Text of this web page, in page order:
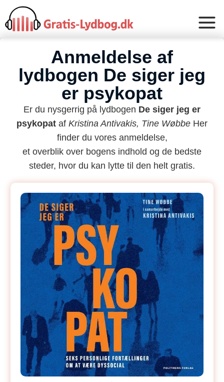
Anmeldelse af
lydbogen De siger jeg
er psykopat
Er du nysgerrig på lydbogen De siger jeg er
psykopat af Kristina Antivakis, Tine Wøbbe Her
finder du vores anmeldelse,
et overblik over bogens indhold og de bedste
steder, hvor du kan lytte til den helt gratis.